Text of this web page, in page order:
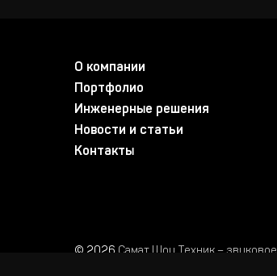
О компании
Портфолио
Инженерные решения
Новости и статьи
Контакты
© 2026 Самат Шоу Техник – звуковое,